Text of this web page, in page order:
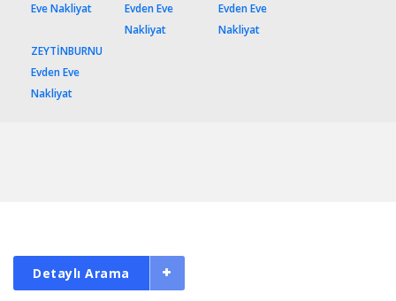
Eve Nakliyat
Evden Eve
Nakliyat
Evden Eve
Nakliyat
ZEYTİNBURNU
Evden Eve
Nakliyat
Detaylı Arama